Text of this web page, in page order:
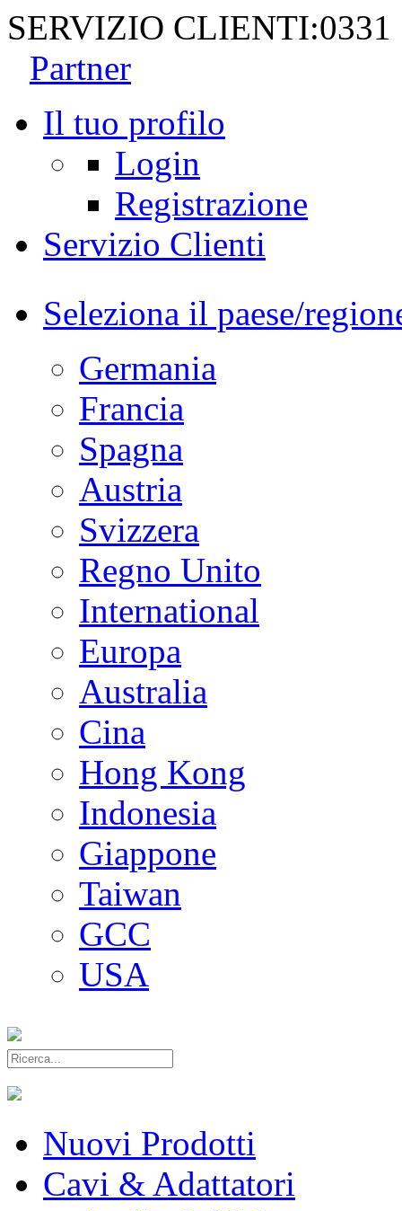
SERVIZIO CLIENTI:0331
Partner
Il tuo profilo
Login
Registrazione
Servizio Clienti
Seleziona il paese/
Germania
Francia
Spagna
Austria
Svizzera
Regno Unito
International
Europa
Australia
Cina
Hong Kong
Indonesia
Giappone
Taiwan
GCC
USA
Nuovi Prodotti
Cavi & Adattatori